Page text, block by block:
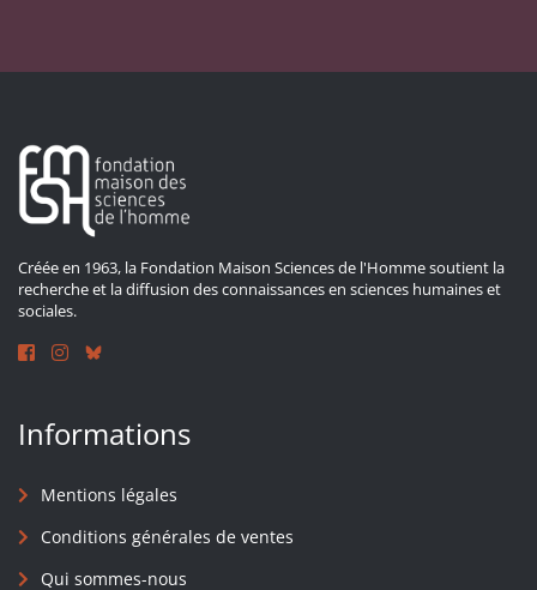
Créée en 1963, la Fondation Maison Sciences de l'Homme soutient la
recherche et la diffusion des connaissances en sciences humaines et
sociales.
Informations
Mentions légales
Conditions générales de ventes
Qui sommes-nous